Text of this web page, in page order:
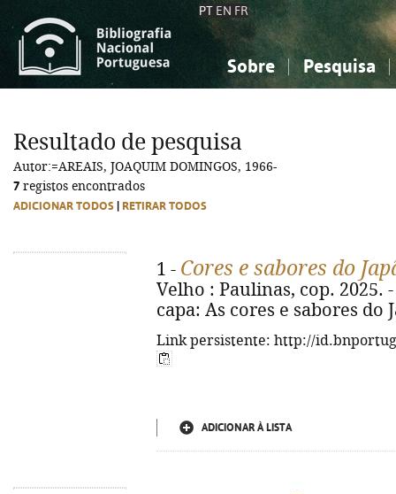
PT EN FR
Sobre Pesquisa
Ciências sociais...
Arte, desporto...
Ciências sociais...
Arte, desporto...
Resultado de pesquisa
Autor:=AREAIS, JOAQUIM DOMINGOS, 1966-
7 registos encontrados
ADICIONAR TODOS RETIRAR TODOS
1 - Cores e sabores do
Velho : Paulinas, cop. 2025.
capa: As cores e sabores do
Link persistente: http://
ADICIONAR À LISTA